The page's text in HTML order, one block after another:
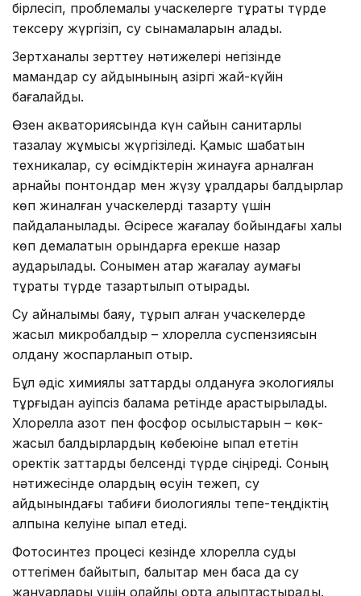
бірлесіп, проблемалы учаскелерге тұрақты түрде
тексеру жүргізіп, су сынамаларын алады.
Зертханалық зерттеу нәтижелері негізінде
мамандар су айдынының қазіргі жай-күйін
бағалайды.
Өзен акваториясында күн сайын санитарлық
тазалау жұмысы жүргізіледі. Қамыс шабатын
техникалар, су өсімдіктерін жинауға арналған
арнайы понтондар мен жүзу құралдары балдырлар
көп жиналған учаскелерді тазарту үшін
пайдаланылады. Әсіресе жағалау бойындағы халық
көп демалатын орындарға ерекше назар
аударылады. Сонымен қатар жағалау аумағы
тұрақты түрде тазартылып отырады.
Су айналымы баяу, тұрып қалған учаскелерде
жасыл микробалдыр – хлорелла суспензиясын
қолдану жоспарланып отыр.
Бұл әдіс химиялық заттарды қолдануға экологиялық
тұрғыдан қауіпсіз балама ретінде қарастырылады.
Хлорелла азот пен фосфор қосылыстарын – көк-
жасыл балдырлардың көбеюіне ықпал ететін
қоректік заттарды белсенді түрде сіңіреді. Соның
нәтижесінде олардың өсуін тежеп, су
айдынындағы табиғи биологиялық тепе-теңдіктің
қалпына келуіне ықпал етеді.
Фотосинтез процесі кезінде хлорелла суды
оттегімен байытып, балықтар мен басқа да су
жануарлары үшін қолайлы орта қалыптастырады.